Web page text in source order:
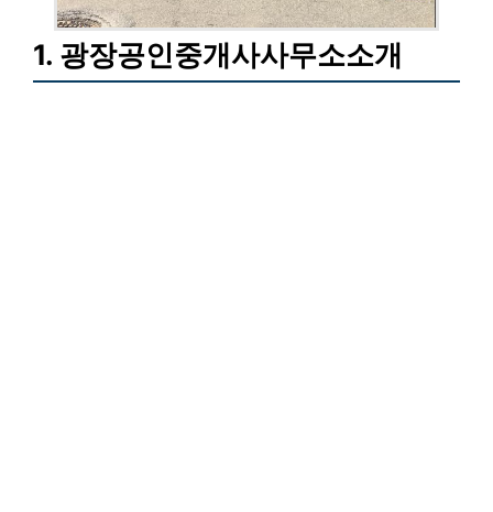
1. 광장공인중개사사무소소개